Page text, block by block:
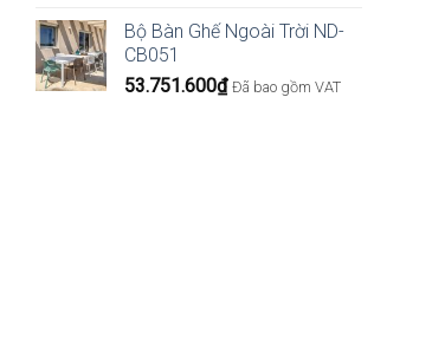
Bộ Bàn Ghế Ngoài Trời ND-
CB051
53.751.600₫ Đã bao gồm VAT